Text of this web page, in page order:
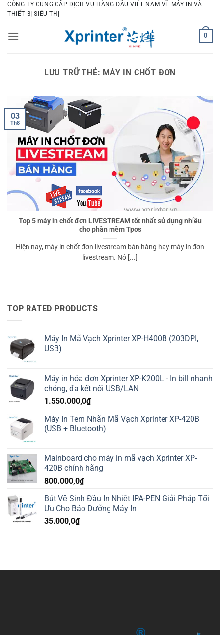
Bỏ
qua
dung
CÔNG TY CUNG CẤP DỊCH VỤ HÀNG ĐẦU VIỆT NAM VỀ MÁY IN VÀ
THIẾT BỊ SIÊU THỊ
0
LƯU TRỮ THẺ: MÁY IN CHỐT ĐƠN
Top 5 máy in chốt đơn LIVESTREAM tốt nhất sử dụng nhiều
cho phần mềm Tpos
Hiện nay, máy in chốt đơn livestream bán hàng hay máy in đơn
livestream. Nó [...]
03
Th8
TOP RATED PRODUCTS
Máy In Mã Vạch Xprinter XP-H400B (203DPI,
USB)
Máy in hóa đơn Xprinter XP-K200L - In bill nhanh
chóng, đa kết nối USB/LAN
1.550.000,0₫
Máy In Tem Nhãn Mã Vạch Xprinter XP-420B
(USB + Bluetooth)
Mainboard cho máy in mã vạch Xprinter XP-
420B chính hãng
800.000,0₫
Bút Vệ Sinh Đầu In Nhiệt IPA-PEN Giải Pháp Tối
Ưu Cho Bảo Dưỡng Máy In
35.000,0₫